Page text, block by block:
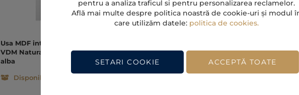
Usa MDF interior stanga baie
VDM Natural 800 x 1980 mm,
alba
Disponibil la comanda
800 x 2000 mm, gri
Usa
Clasic
pentru a analiza traficul si pentru personalizarea reclamelor.
Află mai multe despre politica noastră de cookie-uri și modul
care utilizăm datele: politica de cookies.
ACCEPTĂ TOATE
SETARI COOKIE